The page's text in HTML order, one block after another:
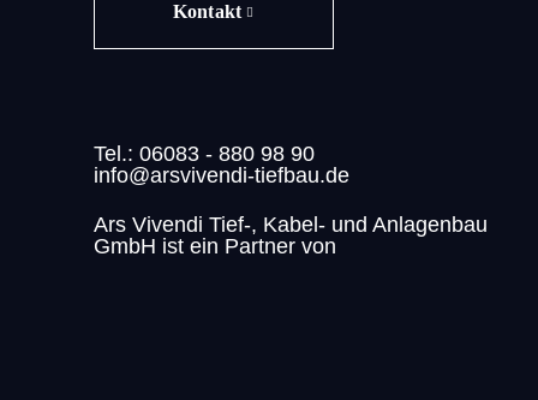
Kontakt
Tel.: 06083 - 880 98 90
info@arsvivendi-tiefbau.de
Ars Vivendi Tief-, Kabel- und Anlagenbau
GmbH ist ein Partner von